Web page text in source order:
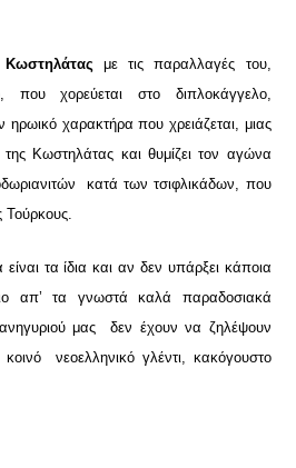
με τις παραλλαγές του,
που χορεύεται στο διπλοκάγγελο,
ηρωικό χαρακτήρα που χρειάζεται, μιας
της Κωστηλάτας και θυμίζει τον αγώνα
κατά των τσιφλικάδων, που
Τούρκους.
τα ίδια και αν δεν υπάρξει κάποια
απ’ τα γνωστά καλά παραδοσιακά
μας δεν έχουν να ζηλέψουν
νεοελληνικό γλέντι, κακόγουστο